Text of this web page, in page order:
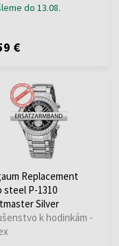
do 13.08.
€
Replacement
steel P-1310
Silver
k hodinkám -